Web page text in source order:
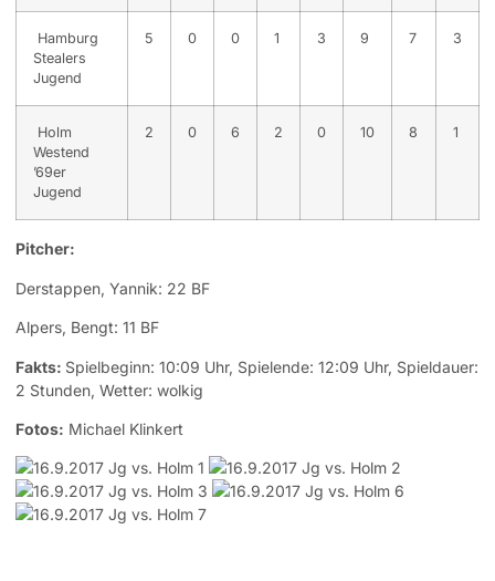
Hamburg
Stealers
Jugend
5 0 0 1 3 9 7 3
Holm
Westend
’69er
Jugend
2 0 6 2 0 10 8 1
Pitcher:
Derstappen, Yannik: 22 BF
Alpers, Bengt: 11 BF
Fakts: Spielbeginn: 10:09 Uhr, Spielende: 12:09 Uhr, Spieldauer:
2 Stunden, Wetter: wolkig
Fotos: Michael Klinkert